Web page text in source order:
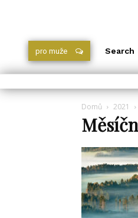
pro muže Search
Domů 2021